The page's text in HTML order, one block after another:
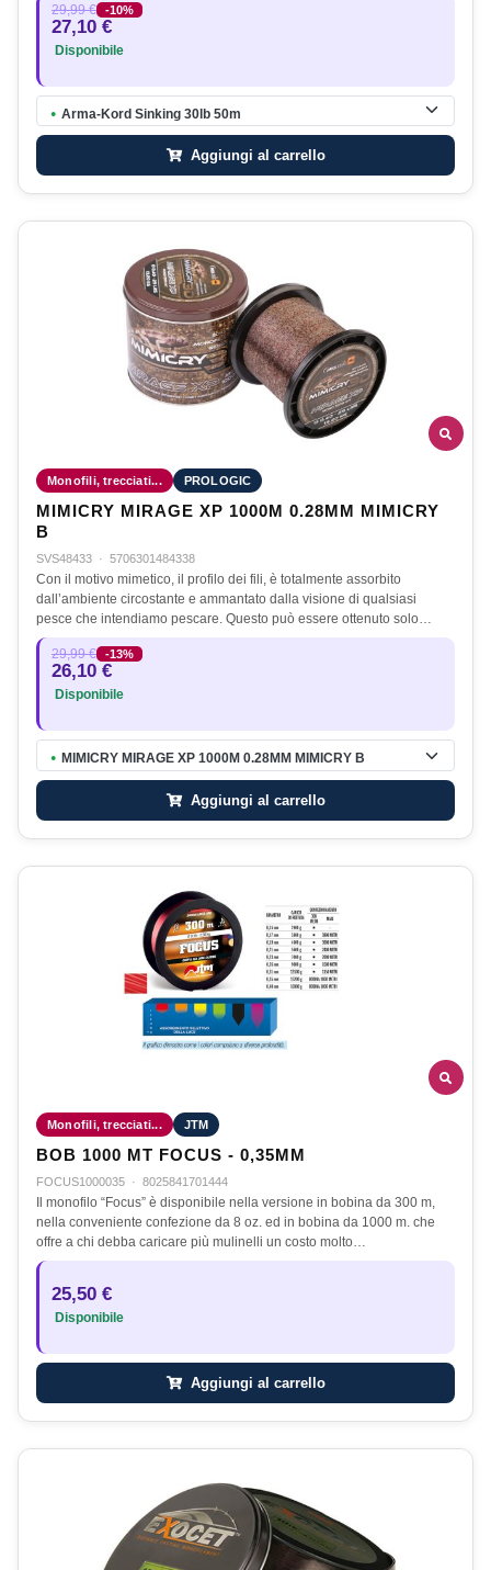
29,99 € -10%
27,10 €
Disponibile
● Arma-Kord Sinking 30lb 50m
Aggiungi al carrello
Monofili, trecciati... PROLOGIC
MIMICRY MIRAGE XP 1000M 0.28MM MIMICRY
B
SVS48433 · 5706301484338
Con il motivo mimetico, il profilo dei fili, è totalmente assorbito
dall’ambiente circostante e ammantato dalla visione di qualsiasi
pesce che intendiamo pescare. Questo può essere ottenuto solo…
29,99 € -13%
26,10 €
Disponibile
● MIMICRY MIRAGE XP 1000M 0.28MM MIMICRY B
Aggiungi al carrello
Monofili, trecciati... JTM
BOB 1000 MT FOCUS - 0,35MM
FOCUS1000035 · 8025841701444
Il monofilo “Focus” è disponibile nella versione in bobina da 300 m,
nella conveniente confezione da 8 oz. ed in bobina da 1000 m. che
offre a chi debba caricare più mulinelli un costo molto…
25,50 €
Disponibile
Aggiungi al carrello